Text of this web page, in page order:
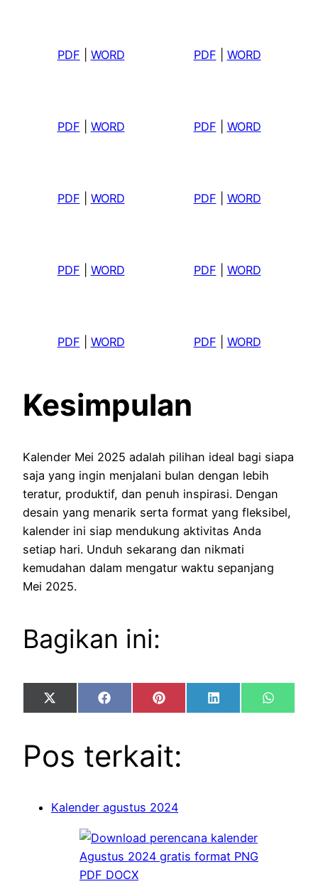
PDF WORD PDF WORD
PDF WORD PDF WORD
PDF WORD PDF WORD
PDF WORD PDF WORD
PDF WORD PDF WORD
Kesimpulan
Kalender Mei 2025 adalah pilihan ideal bagi siapa
saja yang ingin menjalani bulan dengan lebih
teratur, produktif, dan penuh inspirasi. Dengan
desain yang menarik serta format yang fleksibel,
kalender ini siap mendukung aktivitas Anda
setiap hari. Unduh sekarang dan nikmati
kemudahan dalam mengatur waktu sepanjang
Mei 2025.
Bagikan ini:
Share
on
X
(Twitter)
Share
on
FacebookShare
on
Pinterest Share
on
LinkedIn Share
on
Pos terkait:
Kalender agustus 2024